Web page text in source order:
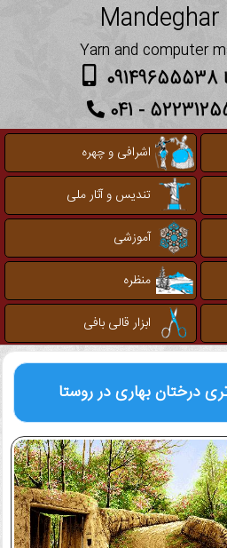
Yarn and computer
اشرافی و چهره
تندیس و آثار ملی
آموزشی
منظره
ابزار قالی بافی
درختان بهاری در روستا